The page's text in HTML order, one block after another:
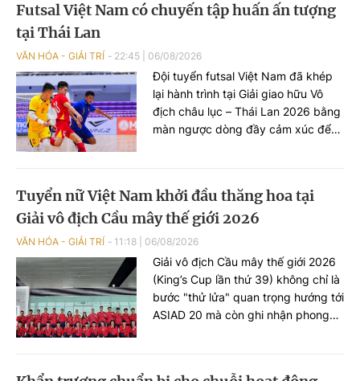
Singapore và Iraq.
Futsal Việt Nam có chuyến tập huấn ấn tượng
tại Thái Lan
VĂN HÓA - GIẢI TRÍ 22:45 06/08/2026
Đội tuyển futsal Việt Nam đã khép
lại hành trình tại Giải giao hữu Vô
địch châu lục – Thái Lan 2026 bằng
màn ngược dòng đầy cảm xúc để
Tuyển nữ Việt Nam khởi đầu thăng hoa tại
Giải vô địch Cầu mây thế giới 2026
VĂN HÓA - GIẢI TRÍ 11:18 06/08/2026
Giải vô địch Cầu mây thế giới 2026
(King’s Cup lần thứ 39) không chỉ là
bước "thử lửa" quan trọng hướng tới
ASIAD 20 mà còn ghi nhận phong